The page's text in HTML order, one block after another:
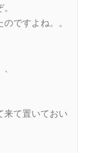
ですよね。。
来て置いておい